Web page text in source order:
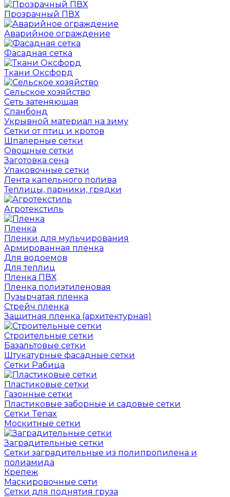
Прозрачный ПВХ
Аварийное ограждение
Фасадная сетка
Ткани Оксфорд
Сельское хозяйство
Сеть затеняющая
Спанбонд
Укрывной материал на зиму
Сетки от птиц и кротов
Шпалерные сетки
Овощные сетки
Заготовка сена
Упаковочные сетки
Лента капельного полива
Теплицы, парники, грядки
Агротекстиль
Пленка
Пленки для мульчирования
Армированная пленка
Для водоемов
Для теплиц
Пленка ПВХ
Пленка полиэтиленовая
Пузырчатая пленка
Cтрейч пленка
Защитная пленка (архитектурная)
Строительные сетки
Базальтовые сетки
Штукатурные фасадные сетки
Сетки Рабица
Пластиковые сетки
Газонные сетки
Пластиковые заборные и садовые сетки
Сетки Tenax
Москитные сетки
Заградительные сетки
Сетки заградительные из полипропилена и
полиамида
Крепеж
Маскировочные сети
Сетки для поднятия груза